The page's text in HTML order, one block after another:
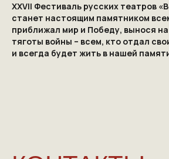
XXVII Фестиваль русских театров
cтанет настоящим памятником
приближал мир и Победу, вынося
тяготы войны – всем, кто отдал
и всегда будет жить в нашей